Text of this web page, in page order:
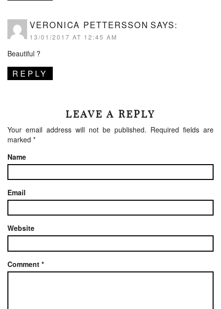
VERONICA PETTERSSON SAYS:
13/01/2017 AT 12:45 AM
Beautiful ?
REPLY
LEAVE A REPLY
Your email address will not be published. Required fields are
marked *
Name
Email
Website
Comment *